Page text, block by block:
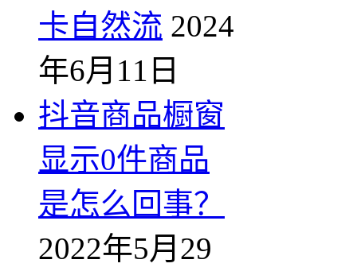
卡自然流 2024
年6月11日
抖音商品橱窗
显示0件商品
是怎么回事？
2022年5月29